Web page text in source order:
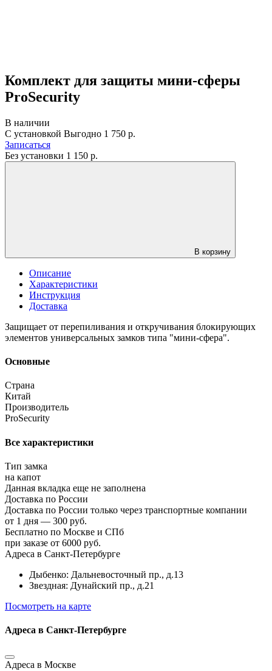
Комплект для защиты мини-сферы
ProSecurity
В наличии
С установкой Выгодно 1 750 р.
Записаться
Без установки 1 150 р.
В корзину
Описание
Характеристики
Инструкция
Доставка
Защищает от перепиливания и откручивания блокирующих
элементов универсальных замков типа "мини-сфера".
Основные
Страна
Китай
Производитель
ProSecurity
Все характеристики
Тип замка
на капот
Данная вкладка еще не заполнена
Доставка по России
Доставка по России только через транспортные компании
от 1 дня — 300 руб.
Бесплатно по Москве и СПб
при заказе от 6000 руб.
Адреса в Санкт-Петербурге
Дыбенко: Дальневосточный пр., д.13
Звездная: Дунайский пр., д.21
Посмотреть на карте
Адреса в Санкт-Петербурге
Адреса в Москве